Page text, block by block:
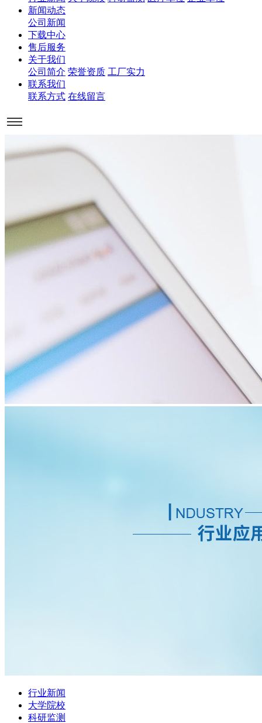
新闻动态
公司新闻
下载中心
售后服务
关于我们
公司简介 荣誉资质 工厂实力
联系我们
联系方式 在线留言
行业新闻
大学院校
科研监测